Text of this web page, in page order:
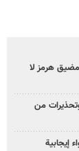
هرمز لا
من
إيجابية